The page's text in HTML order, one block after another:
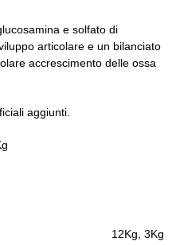
e solfato di
articolare e un bilanciato
accrescimento delle ossa
aggiunti.
12Kg, 3Kg